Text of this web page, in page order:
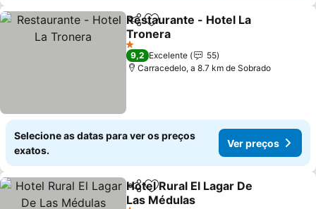
PartilharAdicionar aos favoritos
Restaurante - Hotel La
Tronera
1 Estrelas
9,2 Excelente
55
Carracedelo, a 8.7 km de Sobrado
Selecione as datas para ver os preços
exatos.
Ver preços
PartilharAdicionar aos favoritos
Hotel Rural El Lagar De
Las Médulas